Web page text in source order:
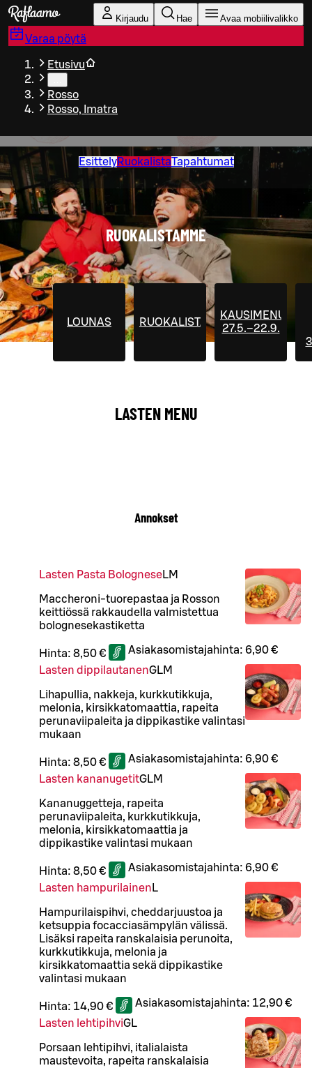
Siirry pääsisältöön
Kirjaudu Hae Avaa mobiilivalikko
Varaa pöytä
Etusivu
Rosso
Rosso, Imatra
EsittelyRuokalistaTapahtumat
RUOKALISTAMME
LOUNAS RUOKALISTA
KAUSIMENUT
27.5.–22.9.
LASTEN MENU
Annokset
Lasten Pasta BologneseLM
Maccheroni-tuorepastaa ja Rosson
keittiössä rakkaudella valmistettua
bolognesekastiketta
Hinta: 8,50 € Asiakasomistajahinta: 6,90 €
Lasten dippilautanenGLM
Lihapullia, nakkeja, kurkkutikkuja,
melonia, kirsikkatomaattia, rapeita
perunaviipaleita ja dippikastike valintasi
mukaan
Hinta: 8,50 € Asiakasomistajahinta: 6,90 €
Lasten kananugetitGLM
Kananuggetteja, rapeita
perunaviipaleita, kurkkutikkuja,
melonia, kirsikkatomaattia ja
dippikastike valintasi mukaan
Hinta: 8,50 € Asiakasomistajahinta: 6,90 €
Lasten hampurilainen L
Hampurilaispihvi, cheddarjuustoa ja
ketsuppia focacciasämpylän välissä.
Lisäksi rapeita ranskalaisia perunoita,
kurkkutikkuja, melonia ja
kirsikkatomaattia sekä dippikastike
valintasi mukaan
Hinta: 14,90 € Asiakasomistajahinta: 12,90 €
Lasten lehtipihviGL
Porsaan lehtipihvi, italialaista
maustevoita, rapeita ranskalaisia